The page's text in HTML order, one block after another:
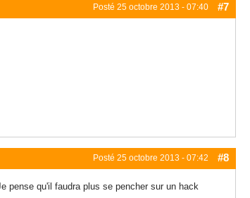
Posté 25 octobre 2013 - 07:40 #7
Posté 25 octobre 2013 - 07:42 #8
pense qu'il faudra plus se pencher sur un hack